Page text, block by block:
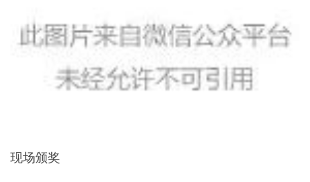
现场颁奖